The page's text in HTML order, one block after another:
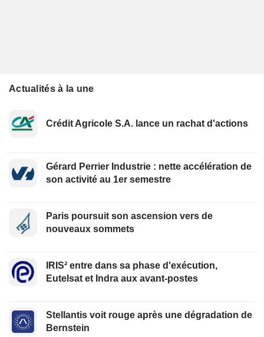
Actualités à la une
Crédit Agricole S.A. lance un rachat d'actions
Gérard Perrier Industrie : nette accélération de
son activité au 1er semestre
Paris poursuit son ascension vers de
nouveaux sommets
IRIS² entre dans sa phase d'exécution,
Eutelsat et Indra aux avant-postes
Stellantis voit rouge après une dégradation de
Bernstein